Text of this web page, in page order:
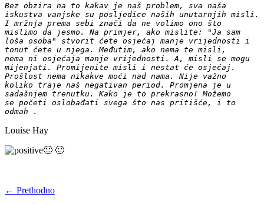
Bez obzira na to kakav je naš problem, sva naša
iskustva vanjske su posljedice naših unutarnjih misli.
I mržnja prema sebi znači da ne volimo ono što
mislimo da jesmo. Na primjer, ako mislite: "Ja sam
loša osoba" stvorit ćete osjećaj manje vrijednosti i
tonut ćete u njega. Međutim, ako nema te misli,
nema ni osjećaja manje vrijednosti. A, misli se mogu
mijenjati. Promijenite misli i nestat će osjećaj.
Prošlost nema nikakve moći nad nama. Nije važno
koliko traje naš negativan period. Promjena je u
sadašnjem trenutku. Kako je to prekrasno! Možemo
se početi oslobađati svega što nas pritišće, i to
odmah .
Louise Hay
🙂 🙂
← Prethodno